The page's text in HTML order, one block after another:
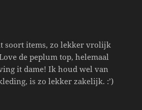
soort items, zo lekker vrolijk
de peplum top, helemaal
it dame! Ik houd wel van
is zo lekker zakelijk. :’)